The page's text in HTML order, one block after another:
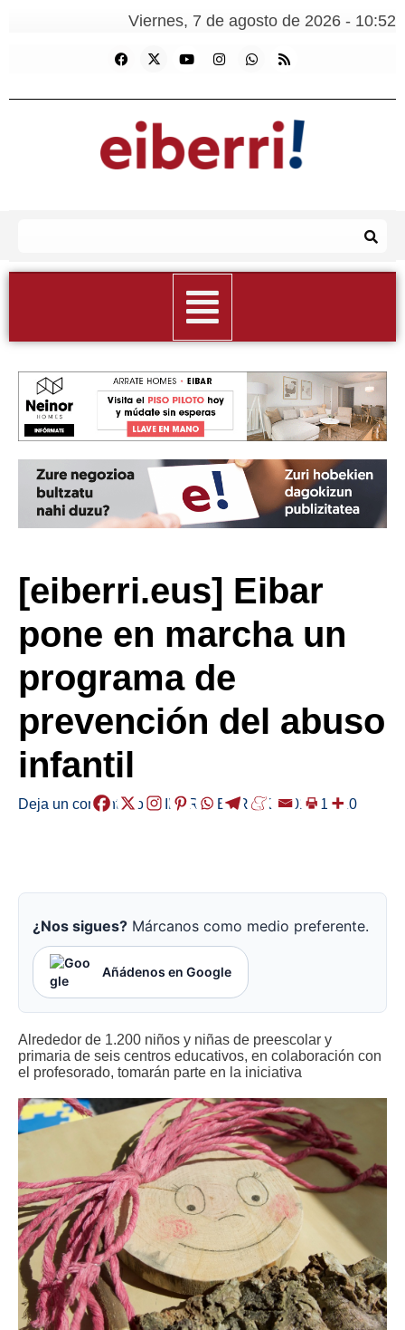
Viernes, 7 de agosto de 2026 - 10:52
[eiberri.eus] Eibar
pone en marcha un
programa de
prevención del abuso
infantil
Deja un comentario /EIBAR ,HERRIAK /2018-12-20
¿Nos sigues? Márcanos como medio preferente.
Añádenos en Google
Alrededor de 1.200 niños y niñas de preescolar y
primaria de seis centros educativos, en colaboración con
el profesorado, tomarán parte en la iniciativa